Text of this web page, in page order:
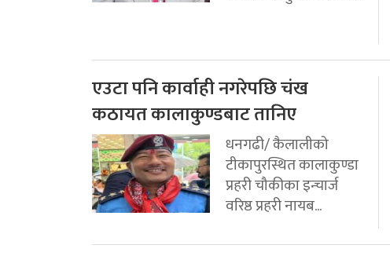
एउटा पनि कार्वाही नगरेपछि चंख
कठायत कालाकुण्डबाट तानिए
धनगढी/ कैलालीको
टीकापुरस्थित कालाकुण्डा
प्रहरी चौकीका इन्चार्ज
वरिष्ठ प्रहरी नायब...